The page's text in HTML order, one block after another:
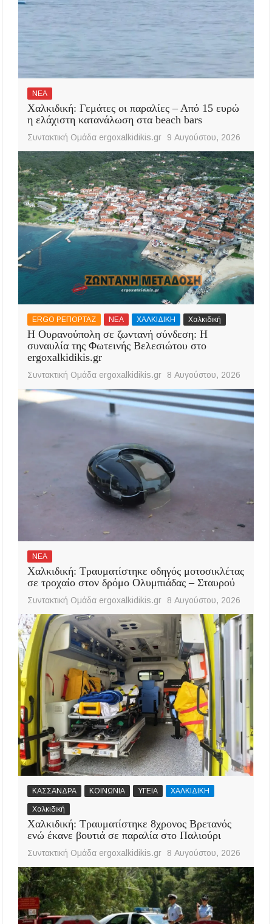
ΝΕΑ
Χαλκιδική: Γεμάτες οι παραλίες – Από 15 ευρώ
η ελάχιστη κατανάλωση στα beach bars
Συντακτική Ομάδα ergoxalkidikis.gr 9 Αυγούστου, 2026
ERGO ΡΕΠΟΡΤΑΖ ΝΕΑ ΧΑΛΚΙΔΙΚΗ Χαλκιδική
Η Ουρανούπολη σε ζωντανή σύνδεση: Η
συναυλία της Φωτεινής Βελεσιώτου στο
ergoxalkidikis.gr
Συντακτική Ομάδα ergoxalkidikis.gr 8 Αυγούστου, 2026
ΝΕΑ
Χαλκιδική: Τραυματίστηκε οδηγός μοτοσικλέτας
σε τροχαίο στον δρόμο Ολυμπιάδας – Σταυρού
Συντακτική Ομάδα ergoxalkidikis.gr 8 Αυγούστου, 2026
ΚΑΣΣΑΝΔΡΑ ΚΟΙΝΩΝΙΑ ΥΓΕΙΑ ΧΑΛΚΙΔΙΚΗ
Χαλκιδική
Χαλκιδική: Τραυματίστηκε 8χρονος Βρετανός
ενώ έκανε βουτιά σε παραλία στο Παλιούρι
Συντακτική Ομάδα ergoxalkidikis.gr 8 Αυγούστου, 2026